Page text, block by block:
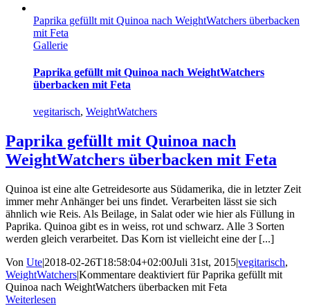
Paprika gefüllt mit Quinoa nach WeightWatchers überbacken
mit Feta
Gallerie
Paprika gefüllt mit Quinoa nach WeightWatchers
überbacken mit Feta
vegitarisch, WeightWatchers
Paprika gefüllt mit Quinoa nach
WeightWatchers überbacken mit Feta
Quinoa ist eine alte Getreidesorte aus Südamerika, die in letzter Zeit
immer mehr Anhänger bei uns findet. Verarbeiten lässt sie sich
ähnlich wie Reis. Als Beilage, in Salat oder wie hier als Füllung in
Paprika. Quinoa gibt es in weiss, rot und schwarz. Alle 3 Sorten
werden gleich verarbeitet. Das Korn ist vielleicht eine der [...]
Von Ute|2018-02-26T18:58:04+02:00Juli 31st, 2015|vegitarisch,
WeightWatchers|Kommentare deaktiviert für Paprika gefüllt mit
Quinoa nach WeightWatchers überbacken mit Feta
Weiterlesen